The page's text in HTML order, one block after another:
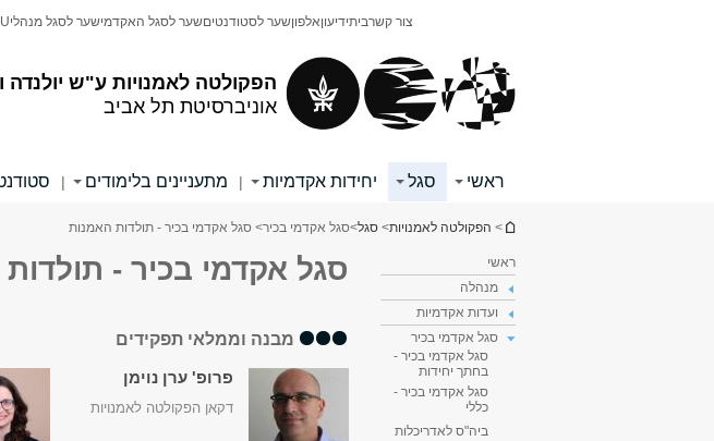
הפקולטה לאמנויות ע"ש יולנדה
אוניברסיטת תל אביב
צור קשרביתידיעוןאלפוןשער לסטודנטיםשער לסגל האקדמישער לסגל מנהלי
ראשי סגל יחידות אקדמיות | מתעניינים בלימודים |
הינך נמצא כאן
> הפקולטה לאמנויות> סגל>סגל אקדמי בכיר> סגל אקדמי בכיר - תולדות האמנות
ראשי
מנהלה
ועדות אקדמיות
סגל אקדמי בכיר
סגל אקדמי בכיר -
בחתך יחידות
סגל אקדמי בכיר -
כללי
ביה"ס לאדריכלות
סגל אקדמי בכיר -
מבנה וממלאי תפקידים
פרופ' ערן נוימן
דקאן הפקולטה לאמנויות